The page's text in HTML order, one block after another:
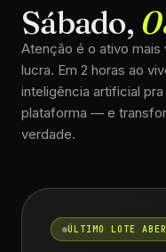
Sábado,
Atenção é o ativo mais
lucra. Em 2 horas ao
inteligência artificial
plataforma — e
verdade.
ÚLTIMO LOTE